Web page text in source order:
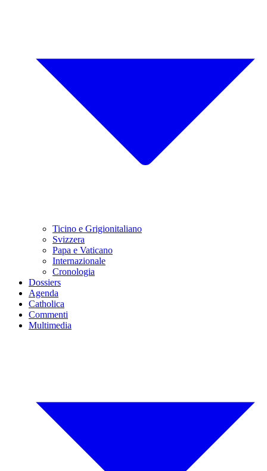
Ticino e Grigionitaliano
Svizzera
Papa e Vaticano
Internazionale
Cronologia
Dossiers
Agenda
Catholica
Commenti
Multimedia